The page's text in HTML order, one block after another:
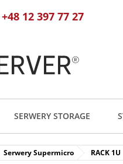
+48 12 397 77 27
SERWERY STORAGE
Serwery Supermicro RACK 1U